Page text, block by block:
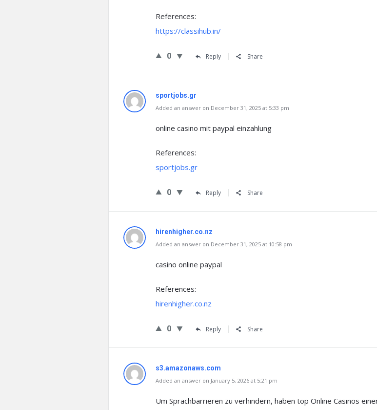
References:
https://classihub.in/
0 Reply Share
sportjobs.gr
Added an answer on December 31, 2025 at 5:33 pm
online casino mit paypal einzahlung
References:
sportjobs.gr
0 Reply Share
hirenhigher.co.nz
Added an answer on December 31, 2025 at 10:58 pm
casino online paypal
References:
hirenhigher.co.nz
0 Reply Share
s3.amazonaws.com
Added an answer on January 5, 2026 at 5:21 pm
Um Sprachbarrieren zu verhindern, haben top Online Casinos